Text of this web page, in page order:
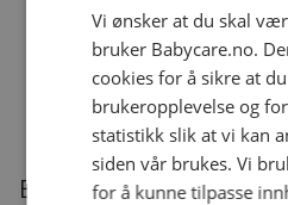
Vinterregndress,
Mosegrønn
kr 1 499,00 kr 1
Beskrivelse
Vi ønsker at du skal
bruker Babycare.no.
cookies for å sikre at
brukeropplevelse og
statistikk slik at vi kan
siden vår brukes. Vi
for å kunne tilpasse